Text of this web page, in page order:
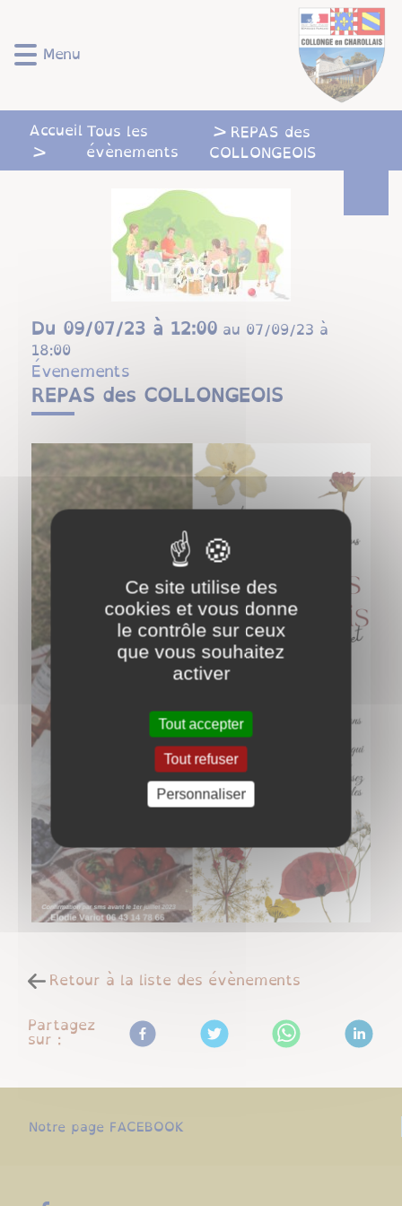
rapide
au
rapide
au
principal
rapide
recherche
rapide
au
de
page
Menu
AccueilTous les
évènements
REPAS des
COLLONGEOIS
Du 09/07/23 à 12:00 au 07/09/23 à
18:00
Évenements
REPAS des COLLONGEOIS
Retour à la liste des évènements
Partagez
sur :
Notre page FACEBOOK
Ce site utilise des
cookies et vous donne
le contrôle sur ceux
que vous souhaitez
activer
Tout accepter
Tout refuser
Personnaliser